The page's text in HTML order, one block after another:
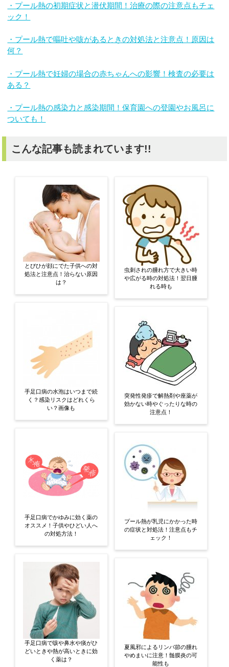
・プール熱の初期症状と潜伏期間！治療の際の注意点もチェ
ック！
・プール熱で嘔吐や咳があるときの対処法と注意点！原因は
何？
・プール熱で妊婦の場合の赤ちゃんへの影響！検査の必要は
ある？
・プール熱の感染力と感染期間！保育園への登園やお風呂に
ついても！
こんな記事も読まれています!!
とびひが顔にでた子供への対
処法と注意点！治らない原因
は？
手足口病の水泡はいつまで続
く？感染リスクはどれくら
い？画像も
手足口病でかゆみに効く薬の
オススメ！子供やひどい人へ
の対処方法！
手足口病で咳や鼻水や痰がひ
どいときや熱が高いときに効
く薬は？
虫刺されの腫れ方で大きい時
や広がる時の対処法！翌日腫
れる時も
突発性発疹で解熱剤や座薬が
効かない時やぐったりな時の
注意点！
プール熱が乳児にかかった時
の症状と対処法！注意点もチ
ェック！
夏風邪によるリンパ節の腫れ
やめまいに注意！髄膜炎の可
能性も